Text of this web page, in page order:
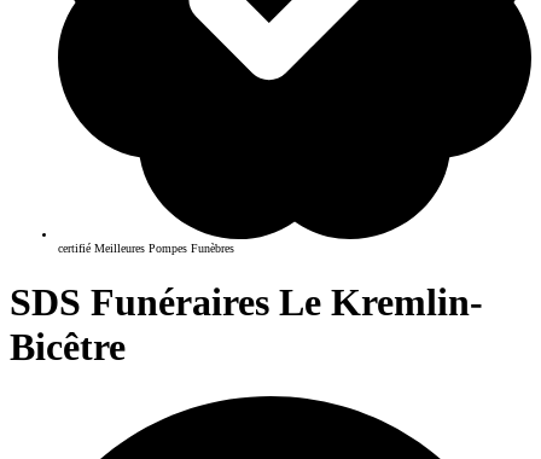
certifié Meilleures Pompes Funèbres
SDS Funéraires Le Kremlin-
Bicêtre